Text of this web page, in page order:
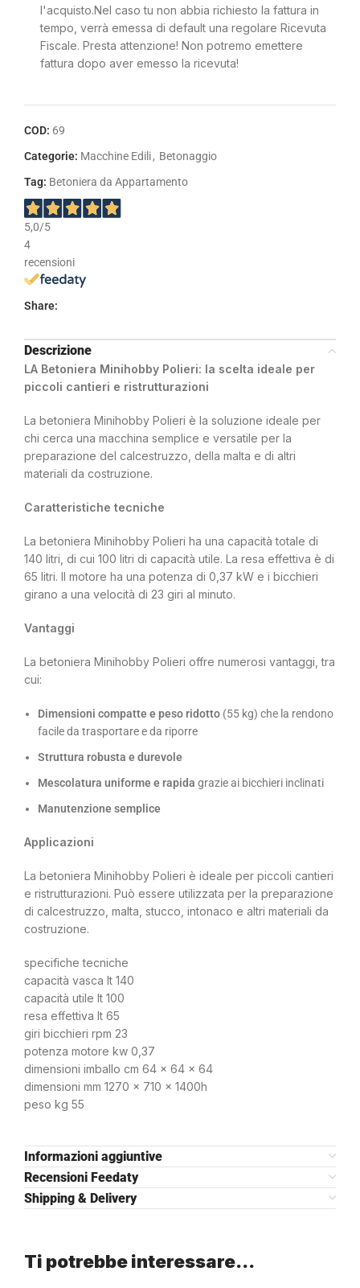
l'acquisto.Nel caso tu non abbia richiesto la fattura in
tempo, verrà emessa di default una regolare Ricevuta
Fiscale. Presta attenzione! Non potremo emettere
fattura dopo aver emesso la ricevuta!
COD: 69
Categorie: Macchine Edili, Betonaggio
Tag: Betoniera da Appartamento
5,0/5
4
recensioni
Share:
Descrizione
LA Betoniera Minihobby Polieri: la scelta ideale per
piccoli cantieri e ristrutturazioni
La betoniera Minihobby Polieri è la soluzione ideale per
chi cerca una macchina semplice e versatile per la
preparazione del calcestruzzo, della malta e di altri
materiali da costruzione.
Caratteristiche tecniche
La betoniera Minihobby Polieri ha una capacità totale di
140 litri, di cui 100 litri di capacità utile. La resa effettiva è di
65 litri. Il motore ha una potenza di 0,37 kW e i bicchieri
girano a una velocità di 23 giri al minuto.
Vantaggi
La betoniera Minihobby Polieri offre numerosi vantaggi, tra
cui:
Dimensioni compatte e peso ridotto (55 kg) che la rendono
facile da trasportare e da riporre
Struttura robusta e durevole
Mescolatura uniforme e rapida grazie ai bicchieri inclinati
Manutenzione semplice
Applicazioni
La betoniera Minihobby Polieri è ideale per piccoli cantieri
e ristrutturazioni. Può essere utilizzata per la preparazione
di calcestruzzo, malta, stucco, intonaco e altri materiali da
costruzione.
specifiche tecniche
capacità vasca lt 140
capacità utile lt 100
resa effettiva lt 65
giri bicchieri rpm 23
potenza motore kw 0,37
dimensioni imballo cm 64 x 64 x 64
dimensioni mm 1270 x 710 x 1400h
peso kg 55
Informazioni aggiuntive
Recensioni Feedaty
Shipping & Delivery
Ti potrebbe interessare…